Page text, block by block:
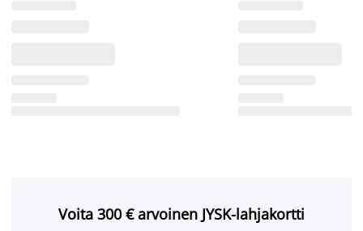
Voita 300 € arvoinen JYSK-lahjakortti